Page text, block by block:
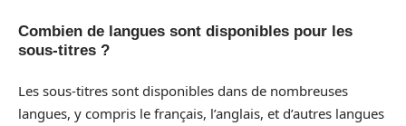
Combien de langues sont disponibles pour les
sous-titres ?
Les sous-titres sont disponibles dans de nombreuses
langues, y compris le français, l’anglais, et d’autres langues